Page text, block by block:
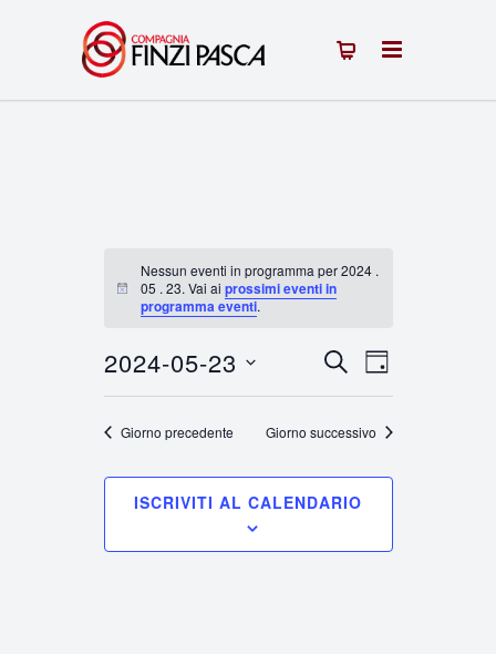
Notice
Nessun eventi in programma per 2024 .
05 . 23. Vai ai prossimi eventi in
programma eventi.
Eventi
Ricerca
e
viste
Navigazione
CERCAEvento
Viste
GIORNO
2024-05-23
data.
Giorno precedente Giorno successivo
ISCRIVITI AL CALENDARIO